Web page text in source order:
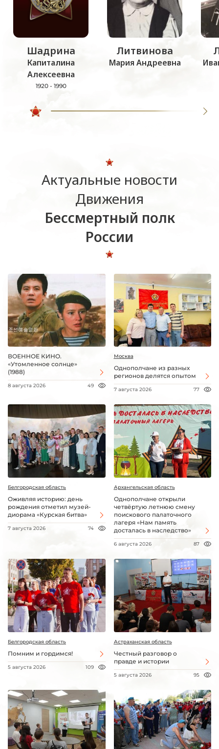
Шадрина
Капиталина
Алексеевна
1920 - 1990
Литвинова
Мария Андреевна
Актуальные новости
Движения
Бессмертный полк
России
ВОЕННОЕ КИНО.
«Утомленное солнце»
(1988)
8 августа 2026 49
Москва
Однополчане из разных
регионов делятся опытом
7 августа 2026 77
Белгородская область
Оживляя историю: день
рождения отметил музей-
диорама «Курская битва»
7 августа 2026 74
Архангельская область
Однополчане открыли
четвёртую летнюю смену
поискового палаточного
лагеря «Нам память
досталась в наследство»
6 августа 2026 87
Белгородская область
Помним и гордимся!
5 августа 2026 109
Астраханская область
Честный разговор о
правде и истории
5 августа 2026 95